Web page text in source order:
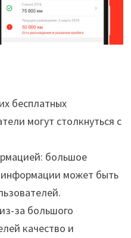
бесплатных
могут столкнуться с
большое
может быть
за большого
качество и